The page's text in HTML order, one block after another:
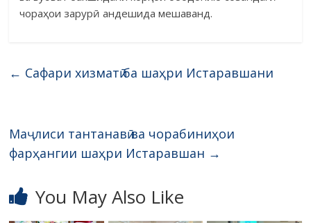
чораҳои зарурӣ андешида мешаванд.
← Сафари хизматӣ ба шаҳри Истаравшани
Маҷлиси тантанавӣ ва чорабиниҳои
фарҳангии шаҳри Истаравшан →
You May Also Like